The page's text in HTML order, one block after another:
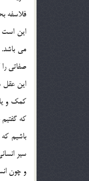
فلاسفه
اين است
مي
صفاتي
اين عقل
كه
باشيم
سير
و چون